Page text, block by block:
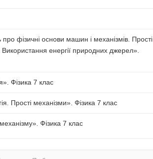
фізичні основи машин і механізмів. Прості
енергії природних джерел».
Фізика 7 клас
Прості механізми». Фізика 7 клас
Фізика 7 клас